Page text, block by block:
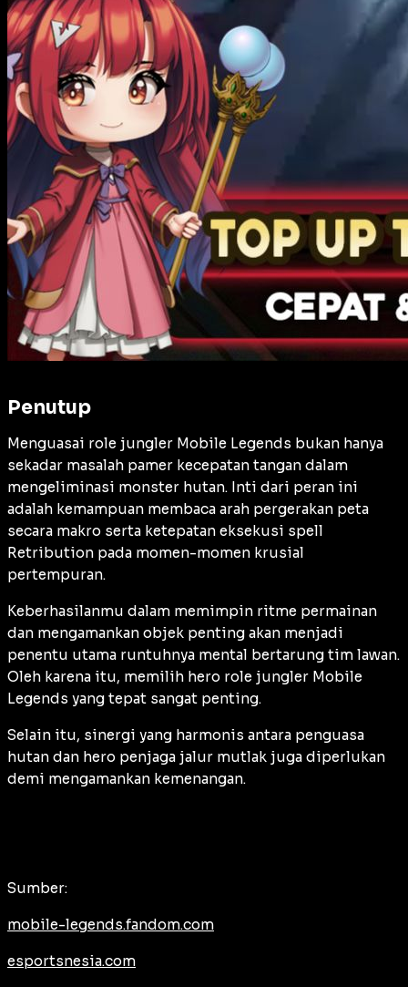
Penutup
Menguasai role jungler Mobile Legends bukan hanya
sekadar masalah pamer kecepatan tangan dalam
mengeliminasi monster hutan. Inti dari peran ini
adalah kemampuan membaca arah pergerakan peta
secara makro serta ketepatan eksekusi spell
Retribution pada momen-momen krusial
pertempuran.
Keberhasilanmu dalam memimpin ritme permainan
dan mengamankan objek penting akan menjadi
penentu utama runtuhnya mental bertarung tim lawan.
Oleh karena itu, memilih hero role jungler Mobile
Legends yang tepat sangat penting.
Selain itu, sinergi yang harmonis antara penguasa
hutan dan hero penjaga jalur mutlak juga diperlukan
demi mengamankan kemenangan.
Sumber:
mobile-legends.fandom.com
esportsnesia.com